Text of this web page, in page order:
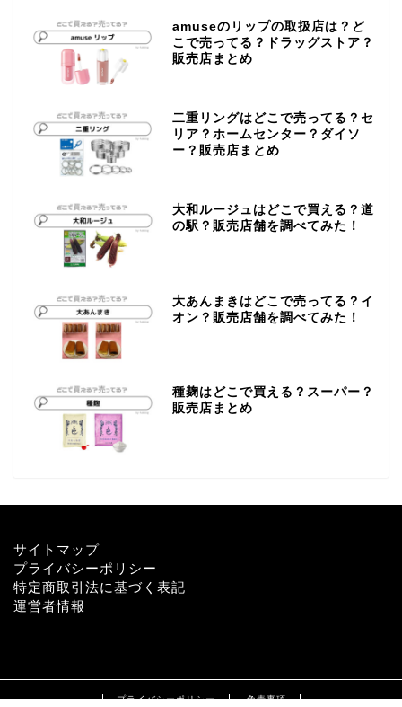
amuseのリップの取扱店は？ど
こで売ってる？ドラッグストア？
販売店まとめ
二重リングはどこで売ってる？セ
リア？ホームセンター？ダイソ
ー？販売店まとめ
大和ルージュはどこで買える？道
の駅？販売店舗を調べてみた！
大あんまきはどこで売ってる？イ
オン？販売店舗を調べてみた！
種麹はどこで買える？スーパー？
販売店まとめ
サイトマップ
プライバシーポリシー
特定商取引法に基づく表記
運営者情報
プライバシーポリシー 免責事項